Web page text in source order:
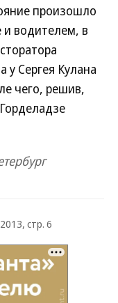
произошло
водителем, в
у Сергея Кулана
чего, решив,
стр. 6